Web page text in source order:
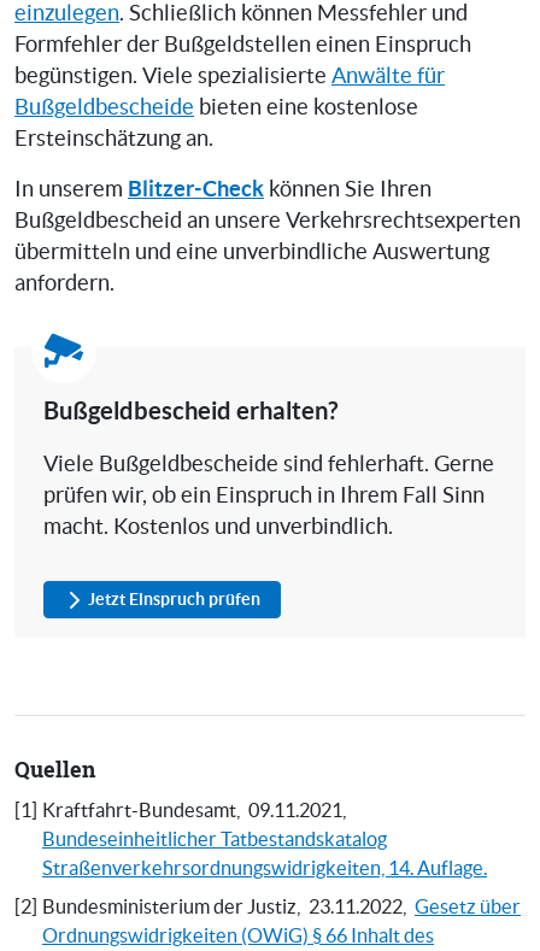
einzulegen. Schließlich können Messfehler und
Formfehler der Bußgeldstellen einen Einspruch
begünstigen. Viele spezialisierte Anwälte für
Bußgeldbescheide bieten eine kostenlose
Ersteinschätzung an.
In unserem Blitzer-Check können Sie Ihren
Bußgeldbescheid an unsere Verkehrsrechtsexperten
übermitteln und eine unverbindliche Auswertung
anfordern.
Bußgeldbescheid erhalten?
Viele Bußgeldbescheide sind fehlerhaft. Gerne
prüfen wir, ob ein Einspruch in Ihrem Fall Sinn
macht. Kostenlos und unverbindlich.
Jetzt Einspruch prüfen
Quellen
[1] Kraftfahrt-Bundesamt, 09.11.2021,
Bundeseinheitlicher Tatbestandskatalog
Straßenverkehrsordnungswidrigkeiten, 14. Auflage.
[2] Bundesministerium der Justiz, 23.11.2022, Gesetz über
Ordnungswidrigkeiten (OWiG) § 66 Inhalt des